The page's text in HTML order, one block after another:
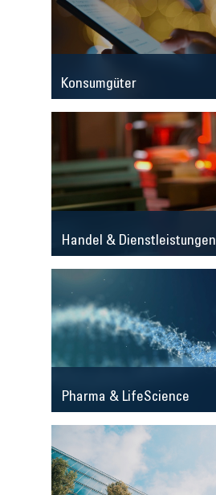
Konsumgüter
Handel & Dienstleistungen
Pharma & LifeScience